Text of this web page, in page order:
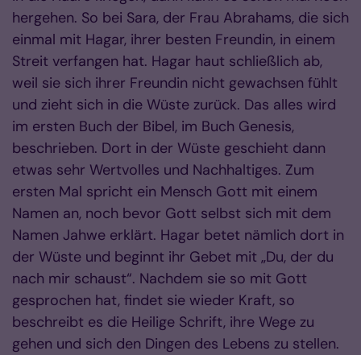
hergehen. So bei Sara, der Frau Abrahams, die sich
einmal mit Hagar, ihrer besten Freundin, in einem
Streit verfangen hat. Hagar haut schließlich ab,
weil sie sich ihrer Freundin nicht gewachsen fühlt
und zieht sich in die Wüste zurück. Das alles wird
im ersten Buch der Bibel, im Buch Genesis,
beschrieben. Dort in der Wüste geschieht dann
etwas sehr Wertvolles und Nachhaltiges. Zum
ersten Mal spricht ein Mensch Gott mit einem
Namen an, noch bevor Gott selbst sich mit dem
Namen Jahwe erklärt. Hagar betet nämlich dort in
der Wüste und beginnt ihr Gebet mit „Du, der du
nach mir schaust“. Nachdem sie so mit Gott
gesprochen hat, findet sie wieder Kraft, so
beschreibt es die Heilige Schrift, ihre Wege zu
gehen und sich den Dingen des Lebens zu stellen.